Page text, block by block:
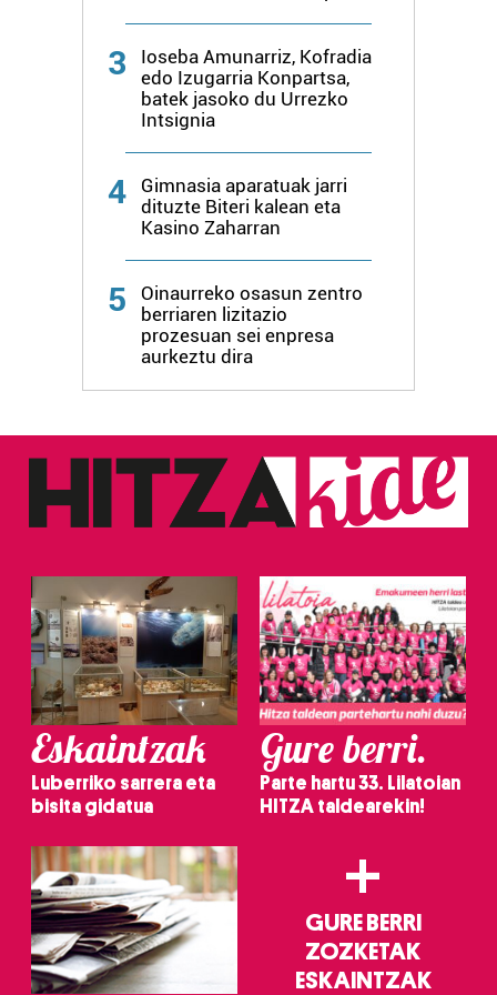
3
Ioseba Amunarriz, Kofradia
edo Izugarria Konpartsa,
batek jasoko du Urrezko
Intsignia
4
Gimnasia aparatuak jarri
dituzte Biteri kalean eta
Kasino Zaharran
5
Oinaurreko osasun zentro
berriaren lizitazio
prozesuan sei enpresa
aurkeztu dira
Eskaintzak
Luberriko sarrera eta
bisita gidatua
Gure berri.
Parte hartu 33. Lilatoian
HITZA taldearekin!
+
GURE BERRI
ZOZKETAK
ESKAINTZAK